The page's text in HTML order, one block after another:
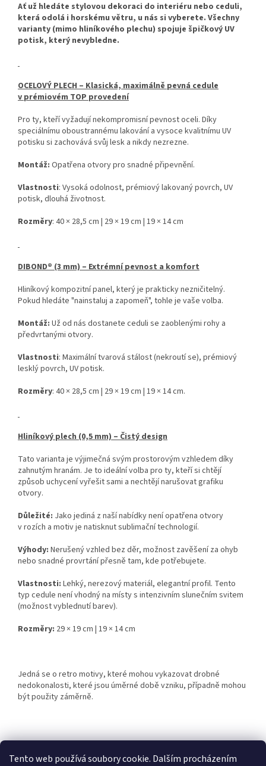
Tento web používá soubory cookie. Dalším procházením
Ať už hledáte stylovou dekoraci do interiéru nebo ceduli,
která odolá i horskému větru, u nás si vyberete. Všechny
varianty (mimo hliníkového plechu) spojuje špičkový UV
potisk, který nevybledne.
OCELOVÝ PLECH – Klasická, maximálně pevná cedule
v prémiovém TOP provedení
Pro ty, kteří vyžadují nekompromisní pevnost oceli. Díky
speciálnímu oboustrannému lakování a vysoce kvalitnímu UV
potisku si zachovává svůj lesk a nikdy nezrezne.
Montáž: Opatřena otvory pro snadné připevnění.
Vlastnosti: Vysoká odolnost, prémiový lakovaný povrch, UV
potisk, dlouhá životnost.
Rozměry: 40 × 28,5 cm | 29 × 19 cm | 19 × 14 cm
DIBOND® (3 mm) – Extrémní pevnost a komfort
Hliníkový kompozitní panel, který je prakticky nezničitelný.
Pokud hledáte "nainstaluj a zapomeň", tohle je vaše volba.
Montáž: Už od nás dostanete ceduli se zaoblenými rohy a
předvrtanými otvory.
Vlastnosti: Maximální tvarová stálost (nekroutí se), prémiový
lesklý povrch, UV potisk.
Rozměry: 40 × 28,5 cm | 29 × 19 cm | 19 × 14 cm.
Hliníkový plech (0,5 mm) – Čistý design
Tato varianta je výjimečná svým prostorovým vzhledem díky
zahnutým hranám. Je to ideální volba pro ty, kteří si chtějí
způsob uchycení vyřešit sami a nechtějí narušovat grafiku
otvory.
Důležité: Jako jediná z naší nabídky není opatřena otvory
v rozích a motiv je natisknut sublimační technologií.
Výhody: Nerušený vzhled bez děr, možnost zavěšení za ohyb
nebo snadné provrtání přesně tam, kde potřebujete.
Vlastnosti: Lehký, nerezový materiál, elegantní profil. Tento
typ cedule není vhodný na místy s intenzivním slunečním svitem
(možnost vyblednutí barev).
Rozměry: 29 × 19 cm | 19 × 14 cm
Jedná se o retro motivy, které mohou vykazovat drobné
nedokonalosti, které jsou úměrné době vzniku, případně mohou
být použity záměrně.
Z
Retro-Darky.cz Krowki.cz